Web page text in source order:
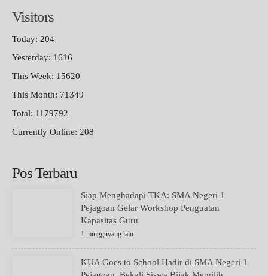
Visitors
Today: 204
Yesterday: 1616
This Week: 15620
This Month: 71349
Total: 1179792
Currently Online: 208
Pos Terbaru
Siap Menghadapi TKA: SMA Negeri 1
Pejagoan Gelar Workshop Penguatan
Kapasitas Guru
1 mingguyang lalu
KUA Goes to School Hadir di SMA Negeri 1